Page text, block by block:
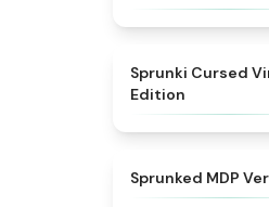
Sprunki Cursed
Edition
Sprunked MDP